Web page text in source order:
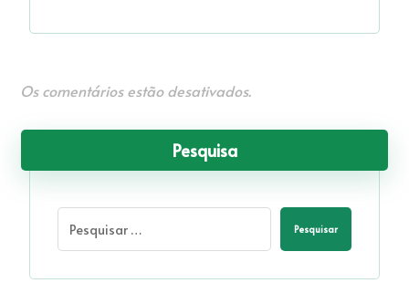
Os comentários estão desativados.
Pesquisa
Pesquisar